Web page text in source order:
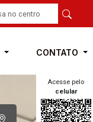
CONTATO
Acesse pelo
celular